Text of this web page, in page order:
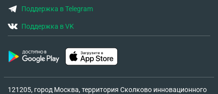
Поддержка в Telegram
Поддержка в VK
121205, город Москва, территория Сколково инновационного